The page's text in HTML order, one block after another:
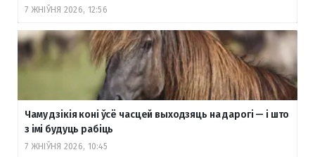
7 ЖНІЎНЯ 2026, 12:56
Чаму дзікія коні ўсё часцей выходзяць на дарогі — і што
з імі будуць рабіць
7 ЖНІЎНЯ 2026, 10:45